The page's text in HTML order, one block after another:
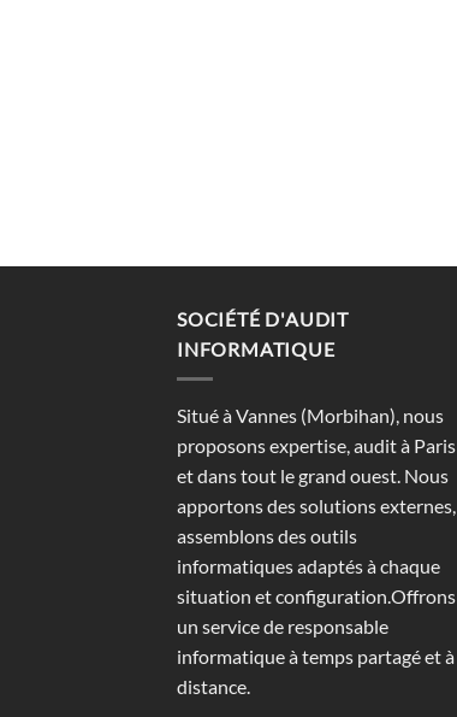
SOCIÉTÉ D'AUDIT
INFORMATIQUE
Situé à Vannes (Morbihan), nous
proposons expertise, audit à Paris
et dans tout le grand ouest. Nous
apportons des solutions externes,
assemblons des outils
informatiques adaptés à chaque
situation et configuration.Offrons
un service de responsable
informatique à temps partagé et à
distance.